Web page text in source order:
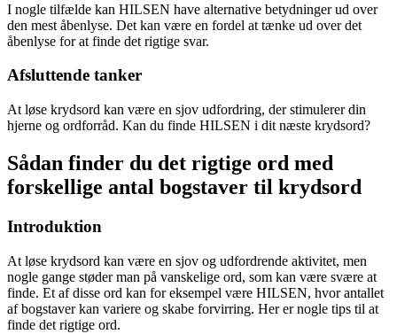
I nogle tilfælde kan HILSEN have alternative betydninger ud over
den mest åbenlyse. Det kan være en fordel at tænke ud over det
åbenlyse for at finde det rigtige svar.
Afsluttende tanker
At løse krydsord kan være en sjov udfordring, der stimulerer din
hjerne og ordforråd. Kan du finde HILSEN i dit næste krydsord?
Sådan finder du det rigtige ord med
forskellige antal bogstaver til krydsord
Introduktion
At løse krydsord kan være en sjov og udfordrende aktivitet, men
nogle gange støder man på vanskelige ord, som kan være svære at
finde. Et af disse ord kan for eksempel være HILSEN, hvor antallet
af bogstaver kan variere og skabe forvirring. Her er nogle tips til at
finde det rigtige ord.